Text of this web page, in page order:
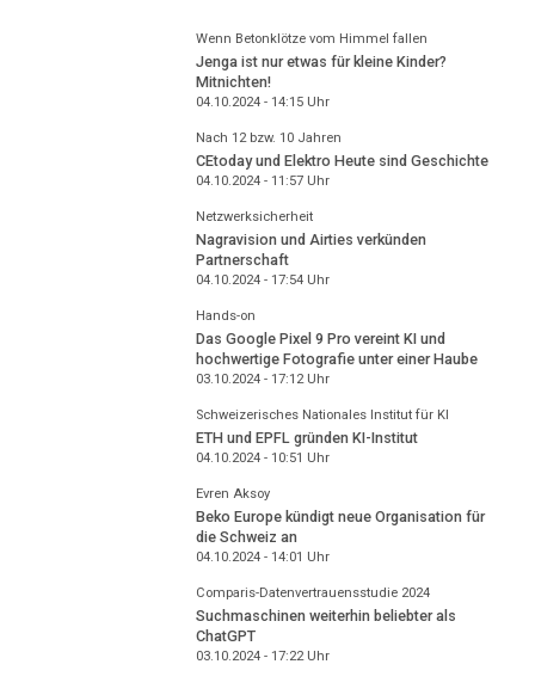
Wenn Betonklötze vom Himmel fallen
Jenga ist nur etwas für kleine Kinder?
Mitnichten!
04.10.2024 - 14:15Uhr
Nach 12 bzw. 10 Jahren
CEtoday und Elektro Heute sind Geschichte
04.10.2024 - 11:57Uhr
Netzwerksicherheit
Nagravision und Airties verkünden
Partnerschaft
04.10.2024 - 17:54Uhr
Hands-on
Das Google Pixel 9 Pro vereint KI und
hochwertige Fotografie unter einer Haube
03.10.2024 - 17:12Uhr
Schweizerisches Nationales Institut für KI
ETH und EPFL gründen KI-Institut
04.10.2024 - 10:51 Uhr
Evren Aksoy
Beko Europe kündigt neue Organisation für
die Schweiz an
04.10.2024 - 14:01 Uhr
Comparis-Datenvertrauensstudie 2024
Suchmaschinen weiterhin beliebter als
ChatGPT
03.10.2024 - 17:22Uhr